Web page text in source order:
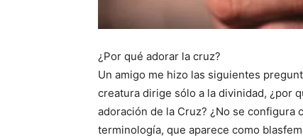
¿Por qué adorar la cruz?
Un amigo me hizo las siguientes
creatura dirige sólo a la divinidad, ¿por
adoración de la Cruz? ¿No se configura
terminología, que aparece como